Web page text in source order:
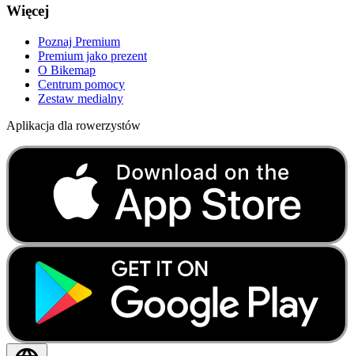
Więcej
Poznaj Premium
Premium jako prezent
O Bikemap
Centrum pomocy
Zestaw medialny
Aplikacja dla rowerzystów